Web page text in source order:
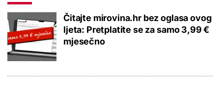
Čitajte mirovina.hr bez oglasa ovog
ljeta: Pretplatite se za samo 3,99 €
mjesečno